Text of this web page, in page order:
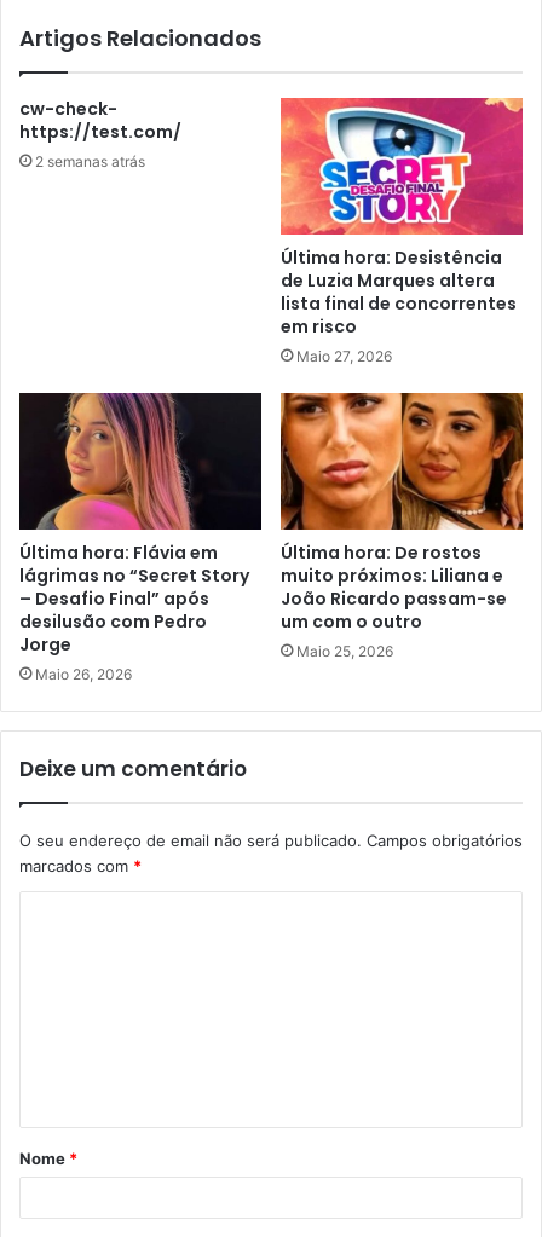
Artigos Relacionados
cw-check-
https://test.com/
2 semanas atrás
Última hora: Desistência
de Luzia Marques altera
lista final de concorrentes
em risco
Maio 27, 2026
Última hora: Flávia em
lágrimas no “Secret Story
– Desafio Final” após
desilusão com Pedro
Jorge
Maio 26, 2026
Última hora: De rostos
muito próximos: Liliana e
João Ricardo passam-se
um com o outro
Maio 25, 2026
Deixe um comentário
O seu endereço de email não será publicado. Campos obrigatórios
marcados com *
á
r
Nome *